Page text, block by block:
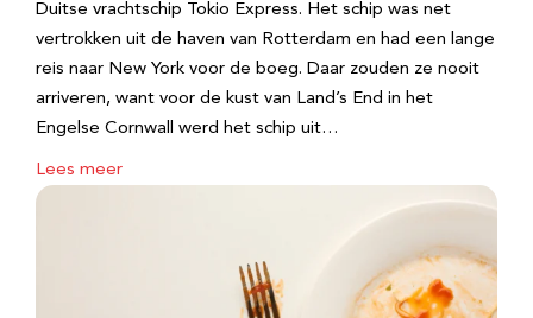
Duitse vrachtschip Tokio Express. Het schip was net
vertrokken uit de haven van Rotterdam en had een lange
reis naar New York voor de boeg. Daar zouden ze nooit
arriveren, want voor de kust van Land’s End in het
Engelse Cornwall werd het schip uit…
Lees meer